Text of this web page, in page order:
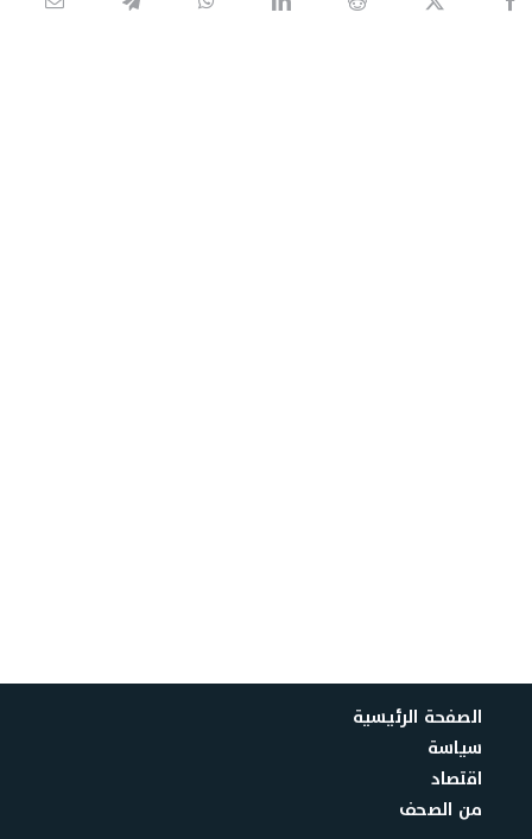
الصفحة الرئيسية
سياسة
اقتصاد
من الصحف